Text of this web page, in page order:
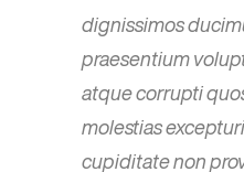
dignissimos
praesentium
atque corrupti
molestias
cupiditate non